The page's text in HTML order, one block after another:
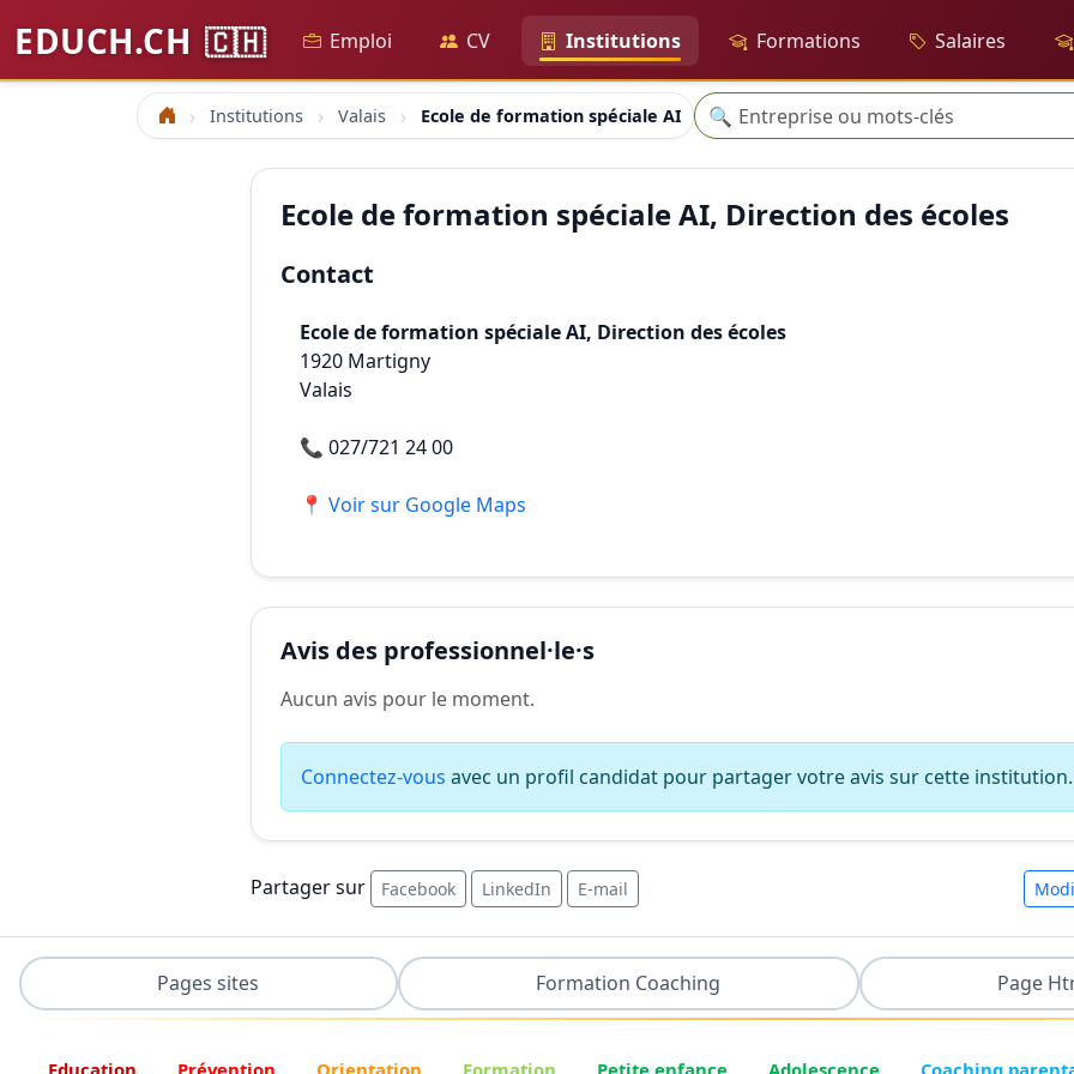
EDUCH.CH 🇨🇭 Emploi CV Institutions Formations Salaires
Accueil Institutions Valais Ecole de formation spéciale AI, Direction des écoles
Recherche
🔍
Ecole de formation spéciale AI, Direction des écoles
Contact
Ecole de formation spéciale AI, Direction des écoles
1920 Martigny
Valais
📞 027/721 24 00
📍 Voir sur Google Maps
Avis des professionnel·le·s
Aucun avis pour le moment.
Connectez-vous avec un profil candidat pour partager votre avis sur cette institution.
Partager sur Facebook LinkedIn E-mail
Pages sites Formation Coaching Page
Education Prévention Orientation Formation Petite enfance Adolescence Coaching